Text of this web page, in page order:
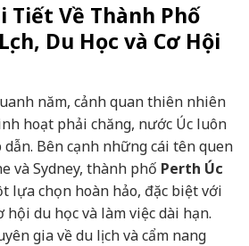
Tiết Về Thành Phố
Du Học và Cơ Hội
năm, cảnh quan thiên nhiên
hoạt phải chăng, nước Úc luôn
Bên cạnh những cái tên quen
và Sydney, thành phố Perth Úc
lựa chọn hoàn hảo, đặc biệt với
du học và làm việc dài hạn.
gia về du lịch và cẩm nang